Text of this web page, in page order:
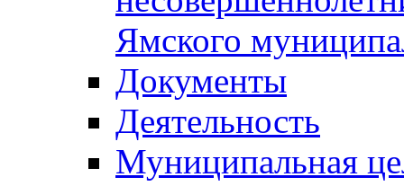
Ямского
Документы
Деятельность
Муниципальная